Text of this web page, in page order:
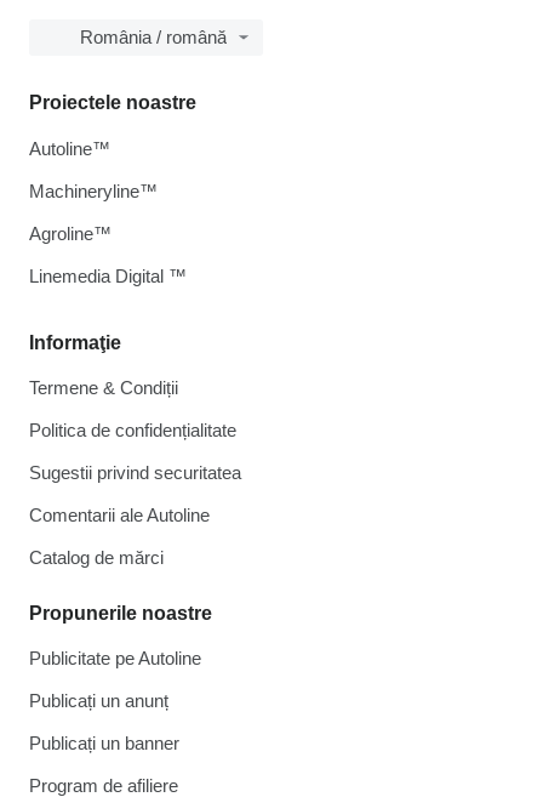
România / română
Informaţie
Termene & Condiții
Politica de confidențialitate
Sugestii privind securitatea
Comentarii ale Autoline
Catalog de mărcі
Propunerile noastre
Publicitate pe Autoline
Publicați un anunț
Publicați un banner
Program de afiliere
Proiectele noastre
Autoline™
Machineryline™
Agroline™
Linemedia Digital ™